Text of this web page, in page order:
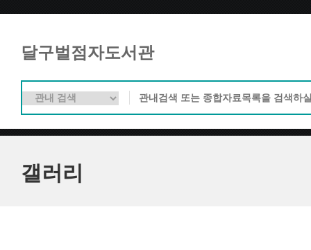
달구벌점자도서관
갤러리